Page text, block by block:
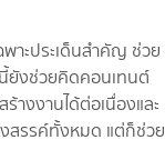
าะประเด็นสำคัญ ช่วย
นี้ยังช่วยคิดคอนเทนต์
างงานได้ต่อเนื่องและ
สรรค์ทั้งหมด แต่ก็ช่วย